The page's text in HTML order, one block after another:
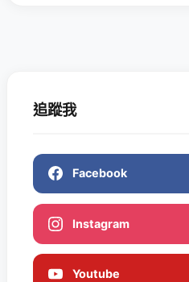
追蹤我
Facebook
Instagram
Youtube